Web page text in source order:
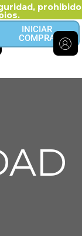
prohibido
INICIAR
COMPRA